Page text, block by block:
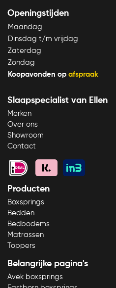
Openingstijden
Maandag
Dinsdag t/m vrijdag
Zaterdag
Zondag
Koopavonden op afspraak
Slaapspecialist van Ellen
Merken
Over ons
Showroom
Contact
Producten
Boxsprings
Bedden
Bedbodems
Matrassen
Toppers
Belangrijke pagina's
Avek boxsprings